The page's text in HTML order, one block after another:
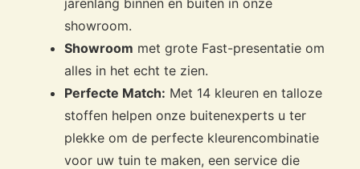
showroom.
Showroom met grote Fast-presentatie om
alles in het echt te zien.
Perfecte Match: Met 14 kleuren en talloze
stoffen helpen onze buitenexperts u ter
plekke om de perfecte kleurencombinatie
voor uw tuin te maken, een service die